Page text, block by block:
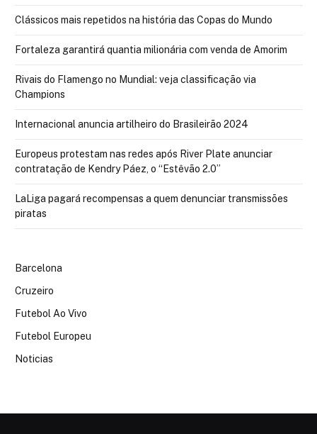
Clássicos mais repetidos na história das Copas do Mundo
Fortaleza garantirá quantia milionária com venda de Amorim
Rivais do Flamengo no Mundial: veja classificação via
Champions
Internacional anuncia artilheiro do Brasileirão 2024
Europeus protestam nas redes após River Plate anunciar
contratação de Kendry Páez, o “Estêvão 2.0”
LaLiga pagará recompensas a quem denunciar transmissões
piratas
Barcelona
Cruzeiro
Futebol Ao Vivo
Futebol Europeu
Noticias